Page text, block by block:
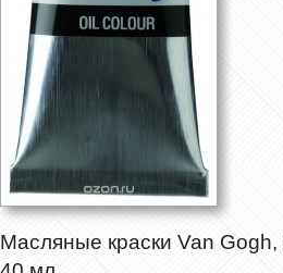
Масляные краски Van